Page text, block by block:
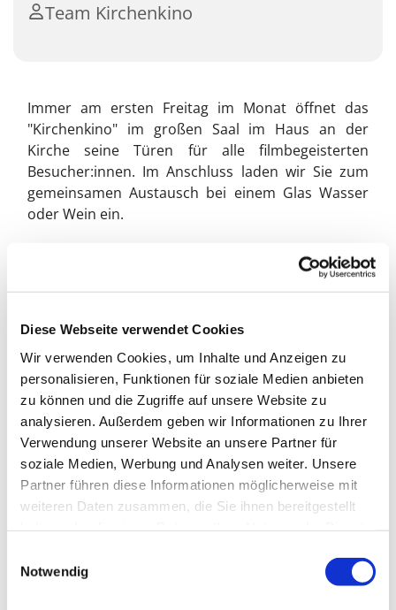
Diese Webseite verwendet Cookies
Wir verwenden Cookies, um Inhalte und Anzeigen zu
personalisieren, Funktionen für soziale Medien anbieten
zu können und die Zugriffe auf unsere Website zu
analysieren. Außerdem geben wir Informationen zu Ihrer
Verwendung unserer Website an unsere Partner für
soziale Medien, Werbung und Analysen weiter. Unsere
Partner führen diese Informationen möglicherweise mit
weiteren Daten zusammen, die Sie ihnen bereitgestellt
Notwendig
Team Kirchenkino
Immer am ersten Freitag im Monat öffnet das
"Kirchenkino" im großen Saal im Haus an der
Kirche seine Türen für alle filmbegeisterten
Besucher:innen. Im Anschluss laden wir Sie zum
gemeinsamen Austausch bei einem Glas Wasser
oder Wein ein.